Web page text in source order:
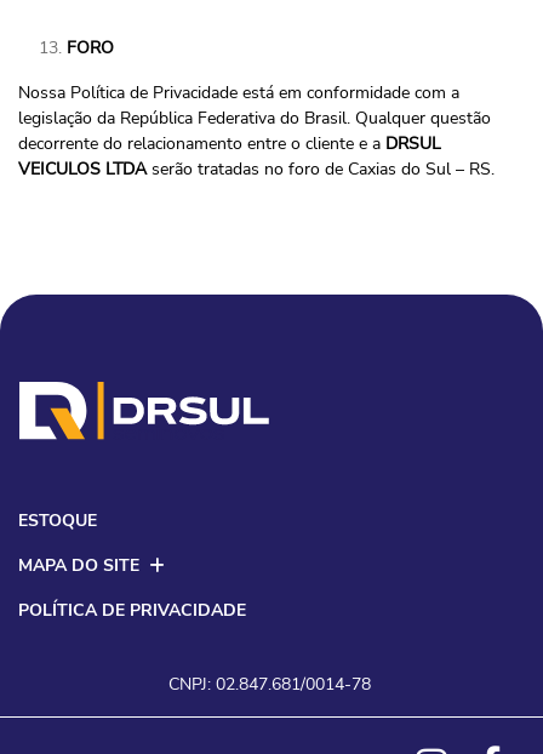
FORO
Nossa Política de Privacidade está em conformidade com a
legislação da República Federativa do Brasil. Qualquer questão
decorrente do relacionamento entre o cliente e a DRSUL
VEICULOS LTDAserão tratadas no foro de Caxias do Sul – RS.
ESTOQUE
MAPA DO SITE
POLÍTICA DE PRIVACIDADE
CNPJ: 02.847.681/0014-78